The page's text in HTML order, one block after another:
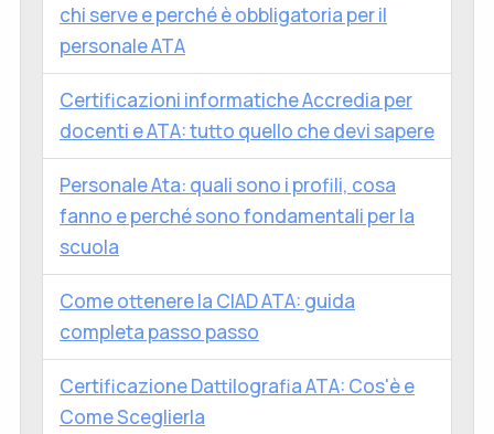
chi serve e perché è obbligatoria per il
personale ATA
Certificazioni informatiche Accredia per
docenti e ATA: tutto quello che devi sapere
Personale Ata: quali sono i profili, cosa
fanno e perché sono fondamentali per la
scuola
Come ottenere la CIAD ATA: guida
completa passo passo
Certificazione Dattilografia ATA: Cos'è e
Come Sceglierla